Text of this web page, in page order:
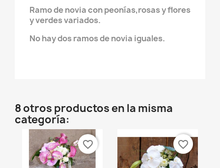
Ramo de novia con peonías,rosas y flores
y verdes variados.
No hay dos ramos de novia iguales.
8 otros productos en la misma
categoría:
favorite_border favorite_border